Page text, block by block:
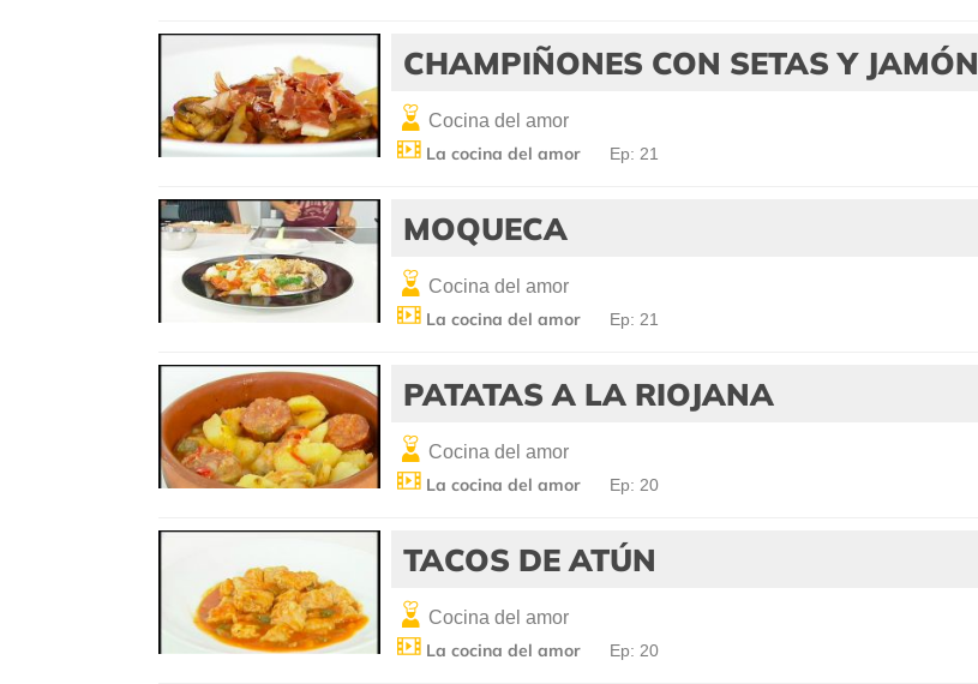
CHAMPIÑONES CON SETAS Y JAMÓN
Cocina del amor
La cocina del amor Ep: 21
MOQUECA
Cocina del amor
La cocina del amor Ep: 21
PATATAS A LA RIOJANA
Cocina del amor
La cocina del amor Ep: 20
TACOS DE ATÚN
Cocina del amor
La cocina del amor Ep: 20